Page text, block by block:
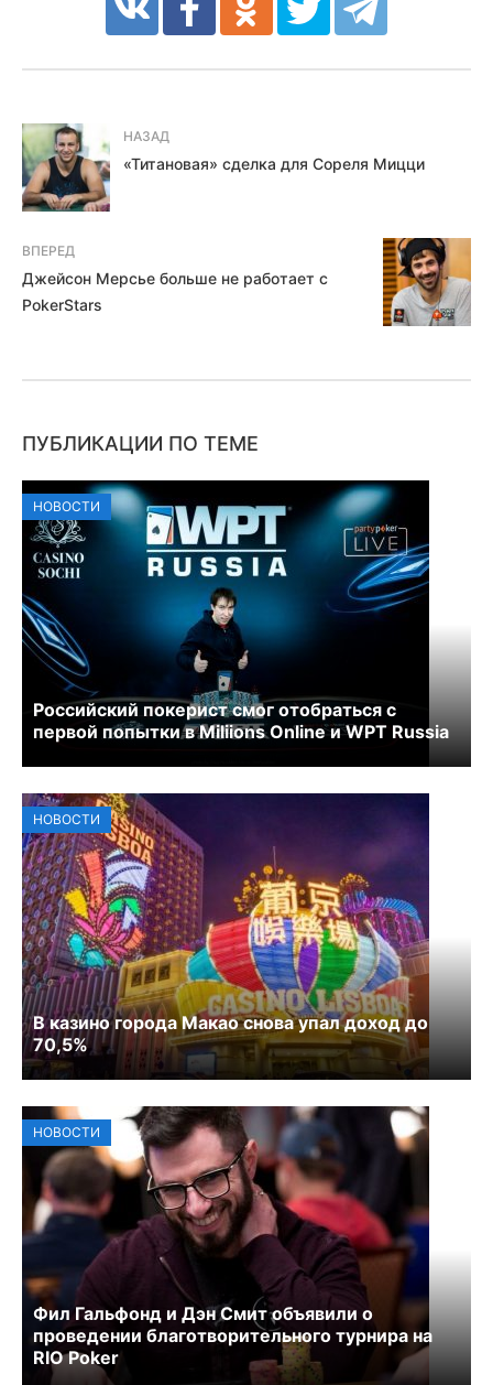
НАЗАД
«Титановая» сделка для Сореля Мицци
ВПЕРЕД
Джейсон Мерсье больше не работает с
PokerStars
ПУБЛИКАЦИИ ПО ТЕМЕ
НОВОСТИ
Российский покерист смог отобраться с
первой попытки в Miliions Online и WPT Russia
НОВОСТИ
В казино города Макао снова упал доход до
70,5%
НОВОСТИ
Фил Гальфонд и Дэн Смит объявили о
проведении благотворительного турнира на
RIO Poker